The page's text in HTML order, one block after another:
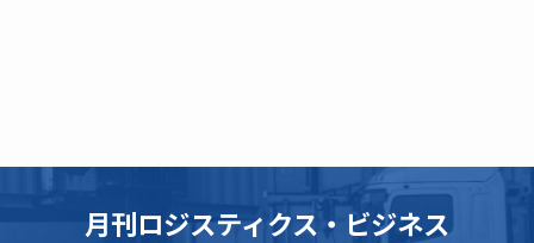
月刊ロジスティクス・ビジネス